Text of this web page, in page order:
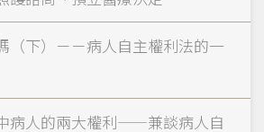
（下）－－病人自主權利法的一
病人的兩大權利——兼談病人自